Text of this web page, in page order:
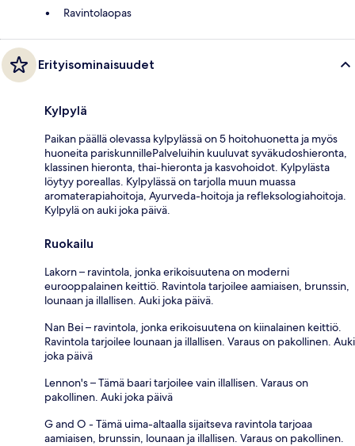
Ravintolaopas
Erityisominaisuudet
Kylpylä
Paikan päällä olevassa kylpylässä on 5 hoitohuonetta ja myös
huoneita pariskunnillePalveluihin kuuluvat syväkudoshieronta,
klassinen hieronta, thai-hieronta ja kasvohoidot. Kylpylästa
löytyy poreallas. Kylpylässä on tarjolla muun muassa
aromaterapiahoitoja, Ayurveda-hoitoja ja refleksologiahoitoja.
Kylpylä on auki joka päivä.
Ruokailu
Lakorn – ravintola, jonka erikoisuutena on moderni
eurooppalainen keittiö. Ravintola tarjoilee aamiaisen, brunssin,
lounaan ja illallisen. Auki joka päivä.
Nan Bei – ravintola, jonka erikoisuutena on kiinalainen keittiö.
Ravintola tarjoilee lounaan ja illallisen. Varaus on pakollinen. Auki
joka päivä
Lennon's – Tämä baari tarjoilee vain illallisen. Varaus on
pakollinen. Auki joka päivä
G and O - Tämä uima-altaalla sijaitseva ravintola tarjoaa
aamiaisen, brunssin, lounaan ja illallisen. Varaus on pakollinen.